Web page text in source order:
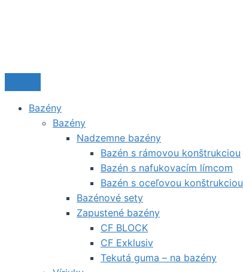
Bazény
Bazény
Nadzemne bazény
Bazén s rámovou konštrukciou
Bazén s nafukovacím límcom
Bazén s oceľovou konštrukciou
Bazénové sety
Zapustené bazény
CF BLOCK
CF Exklusiv
Tekutá guma – na bazény